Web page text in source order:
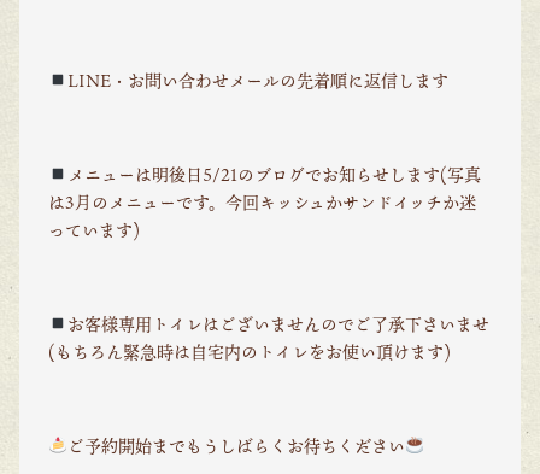
LINE・お問い合わせメールの先着順に返信します
メニューは明後日5/21のブログでお知らせします(写真
は3月のメニューです。今回キッシュかサンドイッチか迷
っています)
お客様専用トイレはございませんのでご了承下さいませ
(もちろん緊急時は自宅内のトイレをお使い頂けます)
ご予約開始までもうしばらくお待ちください